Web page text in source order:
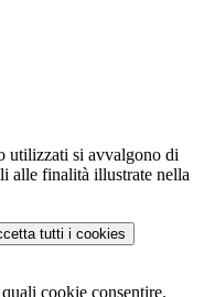
utilizzati si avvalgono di
alle finalità illustrate nella
tutti i cookies
cookie consentire.